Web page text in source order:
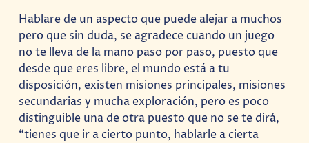
Hablare de un aspecto que puede alejar a muchos
pero que sin duda, se agradece cuando un juego
no te lleva de la mano paso por paso, puesto que
desde que eres libre, el mundo está a tu
disposición, existen misiones principales, misiones
secundarias y mucha exploración, pero es poco
distinguible una de otra puesto que no se te dirá,
“tienes que ir a cierto punto, hablarle a cierta